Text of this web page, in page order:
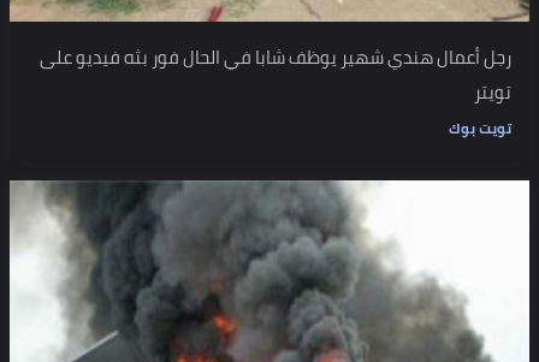
رجل أعمال هندي شهير يوظف شابا في الحال فور بثه فيديو على
تويتر
تويت بوك